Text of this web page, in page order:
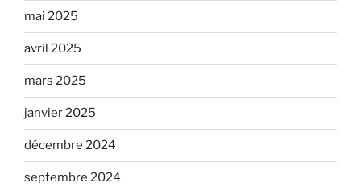
mai 2025
avril 2025
mars 2025
janvier 2025
décembre 2024
septembre 2024